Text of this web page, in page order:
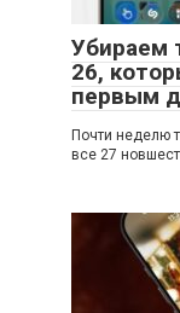
Убираем
26,
первым
Почти неделю
все 27